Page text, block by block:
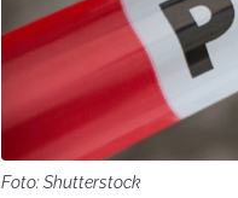
Foto: Shutterstock